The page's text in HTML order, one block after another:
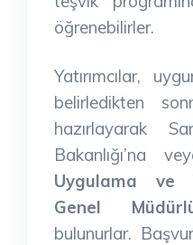
öğrenebilirler.
Yatırımcılar,
belirledikten
hazırlayarak
Bakanlığı’na
Uygulama ve
Genel
bulunurlar.